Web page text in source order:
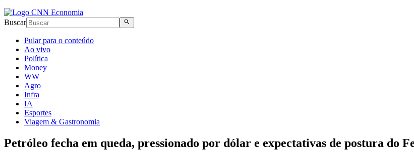
Buscar
Pular para o conteúdo
Ao vivo
Política
Money
WW
Agro
Infra
IA
Esportes
Viagem & Gastronomia
Petróleo fecha em queda, pressionado por dólar e expectativas de postura do